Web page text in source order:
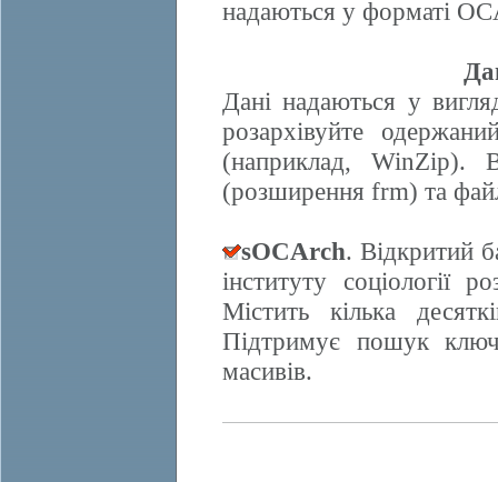
надаються у форматі
Дані надаються у
розархівуйте
(наприклад, WinZip).
(розширення frm) та
sOCArch. Відкритий
інституту соціології
Містить кілька
Підтримує пошук
масивів.